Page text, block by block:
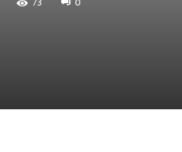
73 0